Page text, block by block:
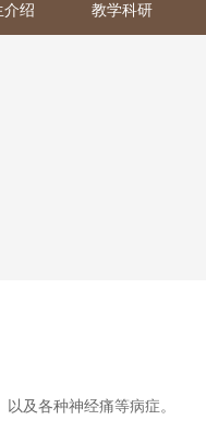
介绍 教学科研
及各种神经痛等病症。